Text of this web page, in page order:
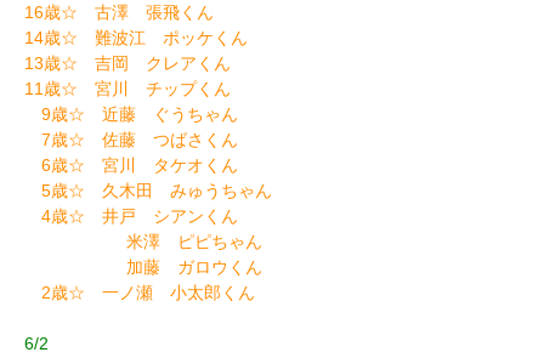
16歳☆ 古澤 張飛くん
14歳☆ 難波江 ポッケくん
13歳☆ 吉岡 クレアくん
11歳☆ 宮川 チップくん
9歳☆ 近藤 ぐうちゃん
7歳☆ 佐藤 つばさくん
6歳☆ 宮川 タケオくん
5歳☆ 久木田 みゅうちゃん
4歳☆ 井戸 シアンくん
米澤 ピピちゃん
加藤 ガロウくん
2歳☆ 一ノ瀬 小太郎くん
6/2